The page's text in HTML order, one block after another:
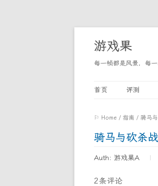
游戏果
每一帧都是风景，每一
首页 评测
⚐ Home / 指南 / 骑马
骑马与砍杀
Auth: 游戏果A
2条评论